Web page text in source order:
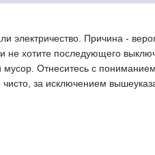
Причина -
последующего
Отнеситесь с
чисто, за исключением